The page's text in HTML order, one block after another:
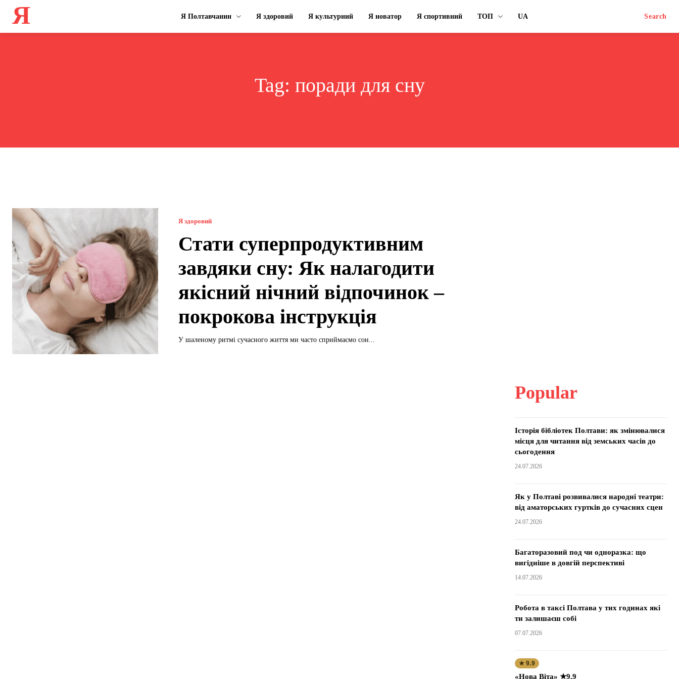
Я Я Полтавчанин Я здоровий Я культурний Я новатор Я спортивний ТОП UA Search
Tag: поради для сну
Я здоровий
Стати суперпродуктивним
завдяки сну: Як налагодити
якісний нічний відпочинок –
покрокова інструкція
У шаленому ритмі сучасного життя ми часто сприймаємо сон...
Popular
Історія бібліотек Полтави: як змінювалися
місця для читання від земських часів до
сьогодення
24.07.2026
Як у Полтаві розвивалися народні театри:
від аматорських гуртків до сучасних сцен
24.07.2026
Багаторазовий под чи одноразка: що
вигідніше в довгій перспективі
14.07.2026
Робота в таксі Полтава у тих годинах які
ти залишаєш собі
07.07.2026
★ 9.9
«Нова Віта» ★9.9